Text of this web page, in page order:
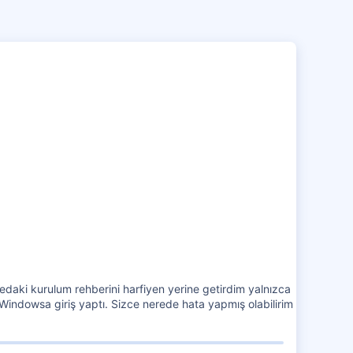
kurulum rehberini harfiyen yerine getirdim yalnızca
giriş yaptı. Sizce nerede hata yapmış olabilirim